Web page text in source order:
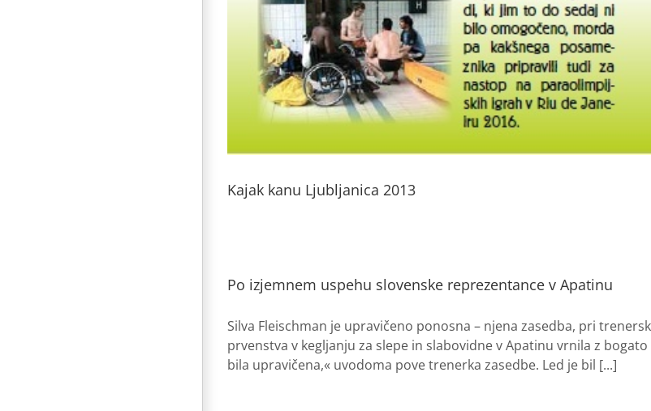
Kajak kanu Ljubljanica 2013
Po izjemnem uspehu slovenske reprezentance v Apatinu
Silva Fleischman je upravičeno ponosna – njena zasedba, pri
prvenstva v kegljanju za slepe in slabovidne v Apatinu vrnila z
bila upravičena,« uvodoma pove trenerka zasedbe. Led je bil [...]